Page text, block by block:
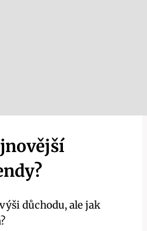
důchodu, ale jak